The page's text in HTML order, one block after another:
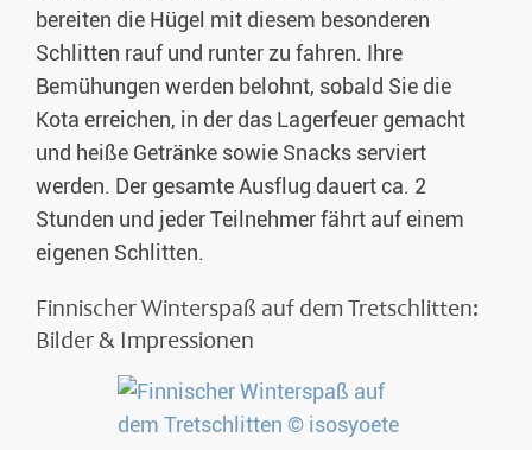
bereiten die Hügel mit diesem besonderen
Schlitten rauf und runter zu fahren. Ihre
Bemühungen werden belohnt, sobald Sie die
Kota erreichen, in der das Lagerfeuer gemacht
und heiße Getränke sowie Snacks serviert
werden. Der gesamte Ausflug dauert ca. 2
Stunden und jeder Teilnehmer fährt auf einem
eigenen Schlitten.
Finnischer Winterspaß auf dem Tretschlitten:
Bilder & Impressionen